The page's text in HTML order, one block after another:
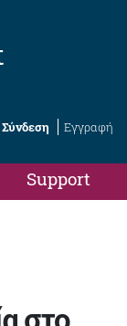
Σύνδεση Εγγραφή
Support